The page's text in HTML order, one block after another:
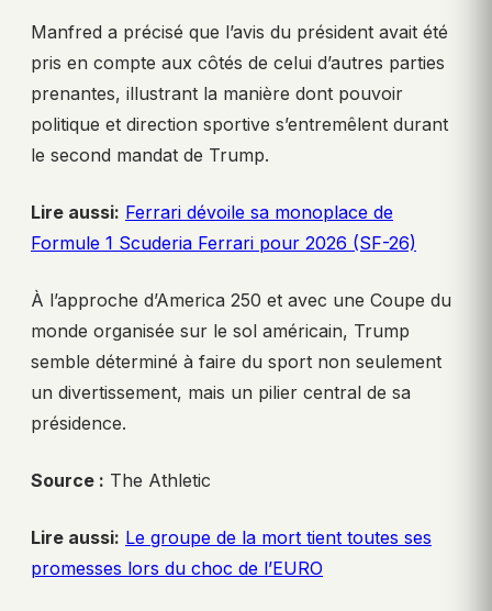
Manfred a précisé que l’avis du président avait été
pris en compte aux côtés de celui d’autres parties
prenantes, illustrant la manière dont pouvoir
politique et direction sportive s’entremêlent durant
le second mandat de Trump.
Lire aussi: Ferrari dévoile sa monoplace de
Formule 1 Scuderia Ferrari pour 2026 (SF-26)
À l’approche d’America 250 et avec une Coupe du
monde organisée sur le sol américain, Trump
semble déterminé à faire du sport non seulement
un divertissement, mais un pilier central de sa
présidence.
Source : The Athletic
Lire aussi: Le groupe de la mort tient toutes ses
promesses lors du choc de l’EURO